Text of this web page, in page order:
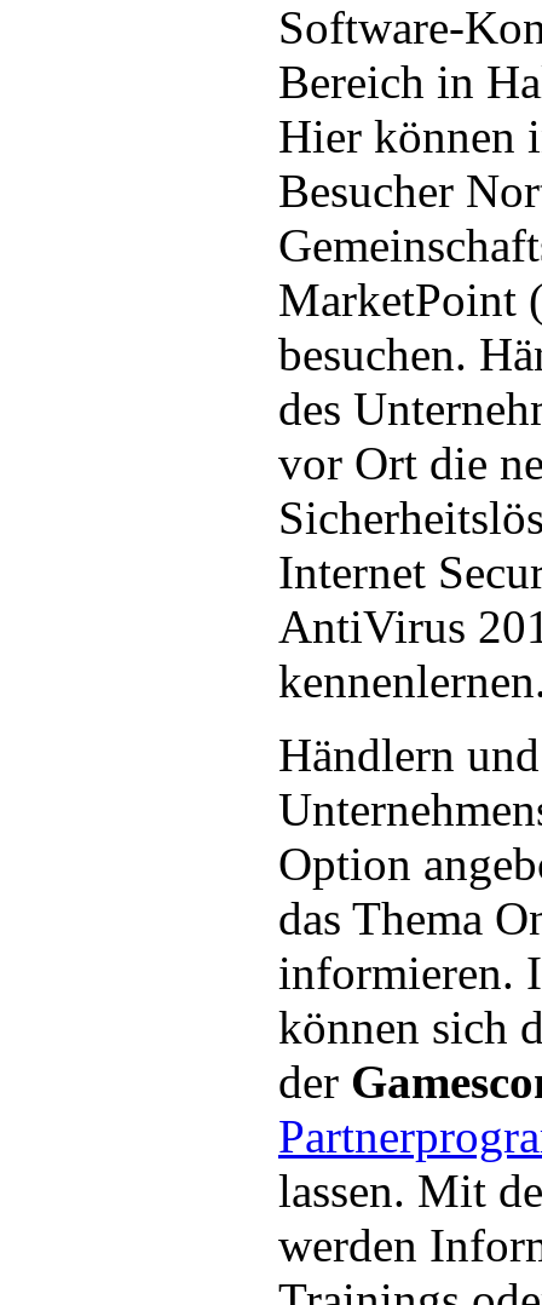
Software-
Bereich in
Hier können
Besucher
MarketPoint
besuchen.
des
vor Ort die
Internet
AntiVirus
Händlern
Option
das Thema
informieren.
können sich
der
lassen. Mit
werden